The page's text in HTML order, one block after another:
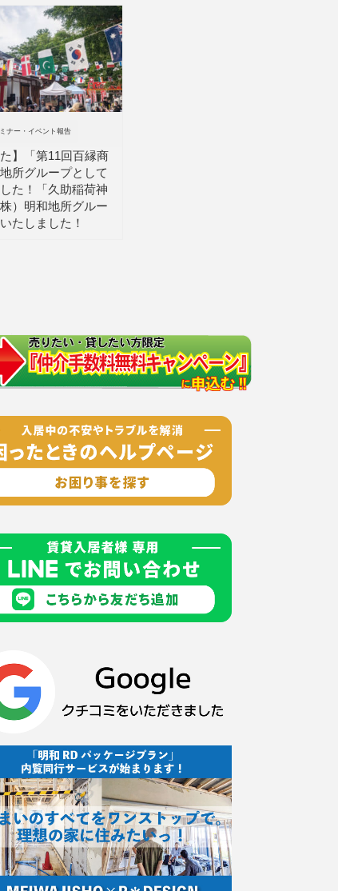
ナー・イベント報告
】「第11回百縁商
所グループとして
た！「久助稲荷神
）明和地所グルー
たしました！